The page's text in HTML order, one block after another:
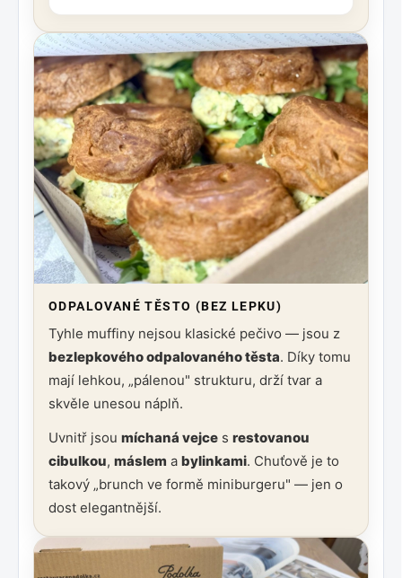
ODPALOVANÉ TĚSTO (BEZ LEPKU)
Tyhle muffiny nejsou klasické pečivo — jsou z
bezlepkového odpalovaného těsta. Díky tomu
mají lehkou, „pálenou" strukturu, drží tvar a
skvěle unesou náplň.
Uvnitř jsou míchaná vejce s restovanou
cibulkou, máslem a bylinkami. Chuťově je to
takový „brunch ve formě miniburgeru" — jen o
dost elegantnější.